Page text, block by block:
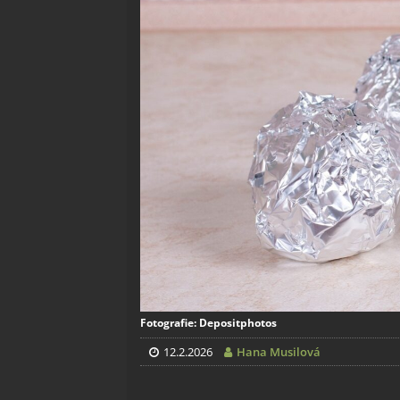
Fotografie: Depositphotos
12.2.2026 Hana Musilová